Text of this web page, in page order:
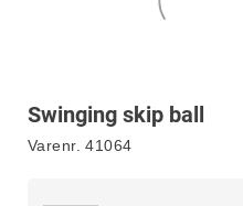
Swinging skip ball
Varenr. 41064